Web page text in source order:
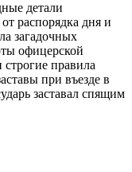
детали
распорядка дня и
загадочных
офицерской
правила
при въезде в
заставал спящим